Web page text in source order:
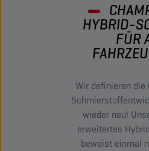
HYBRID-
FÜR
Wir definieren die
wieder neu!
erweitertes
beweist einmal